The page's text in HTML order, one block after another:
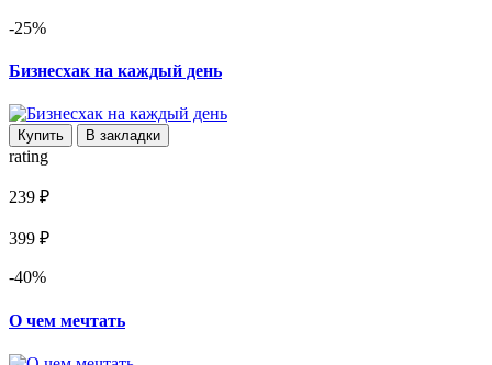
-25%
Бизнесхак на каждый день
Купить В закладки
rating
239 ₽
399 ₽
-40%
О чем мечтать